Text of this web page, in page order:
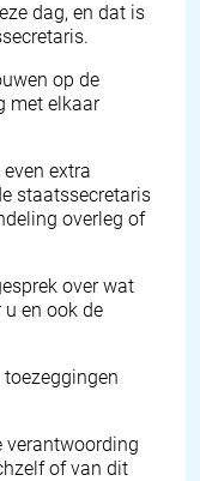
dag, en dat is
op de
met elkaar
extra
staatssecretaris
overleg of
over wat
en ook de
verantwoording
of van dit